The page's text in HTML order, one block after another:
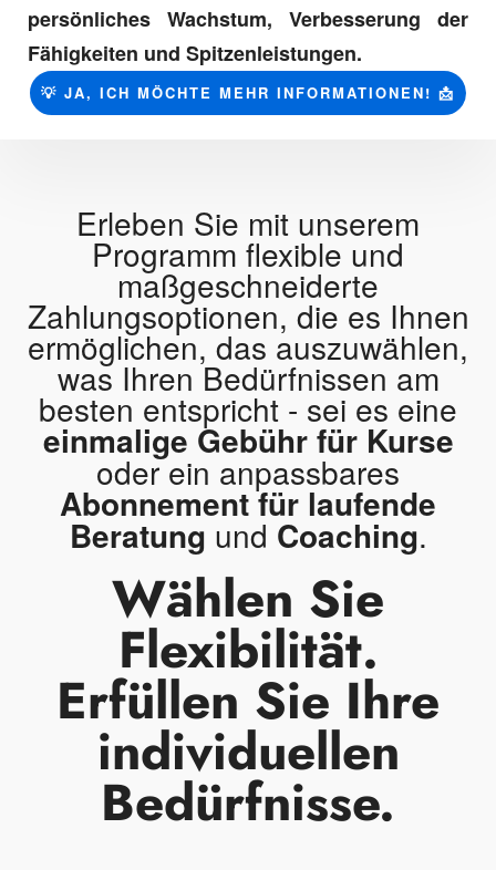
persönliches Wachstum, Verbesserung der
Fähigkeiten und Spitzenleistungen.
💡 JA, ICH MÖCHTE MEHR INFORMATIONEN! 📩
Erleben Sie mit unserem
Programm flexible und
maßgeschneiderte
Zahlungsoptionen, die es Ihnen
ermöglichen, das auszuwählen,
was Ihren Bedürfnissen am
besten entspricht - sei es eine
einmalige Gebühr für Kurse
oder ein anpassbares
Abonnement für laufende
Beratung und Coaching.
Wählen Sie
Flexibilität.
Erfüllen Sie Ihre
individuellen
Bedürfnisse.